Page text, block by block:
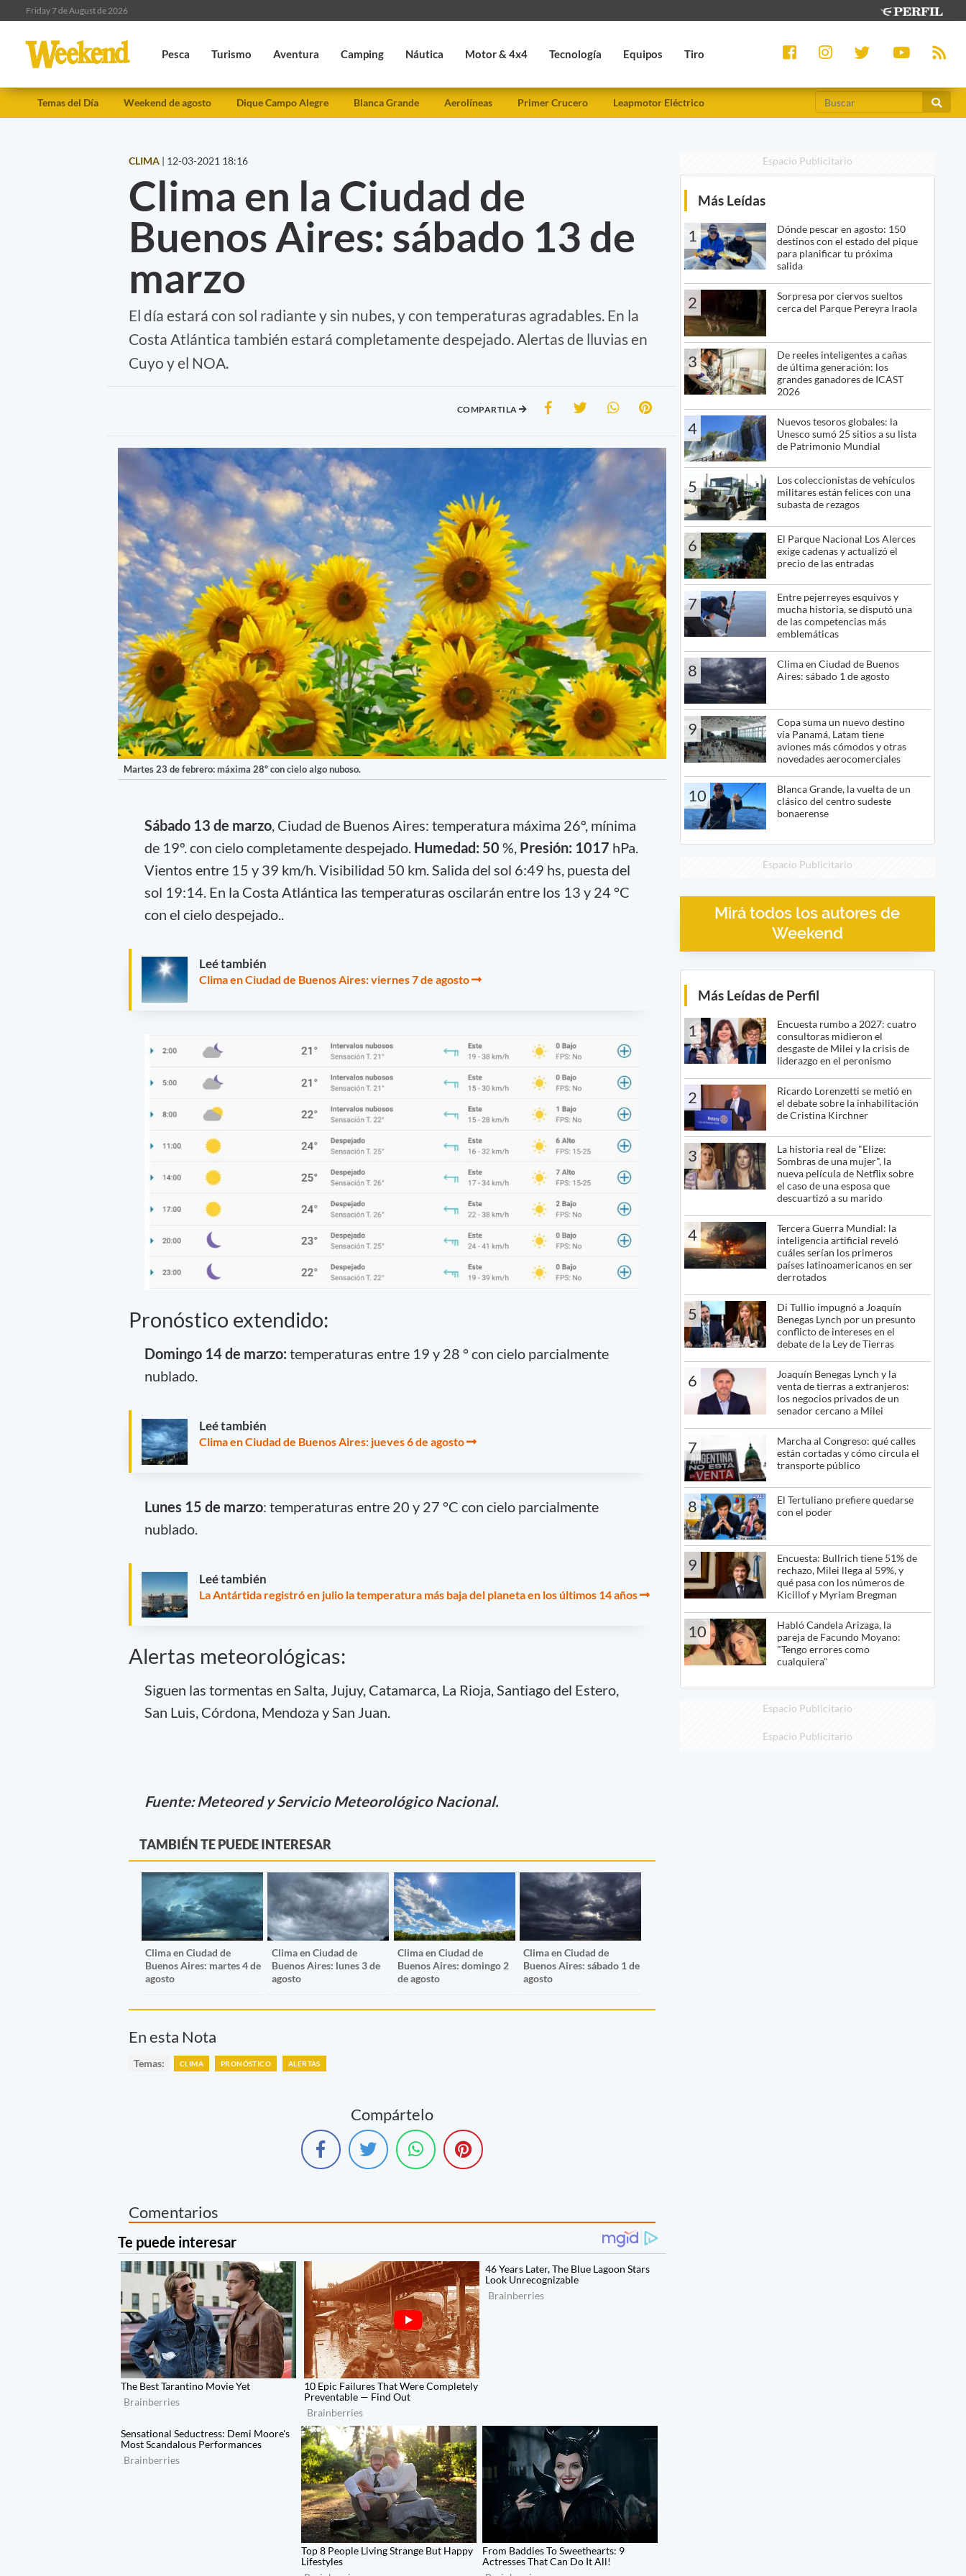
Friday 7 de August de 2026
Pesca Turismo Aventura Camping Náutica Motor & 4x4 Tecnología Equipos Tiro
Temas del Día Weekend de agosto Dique Campo Alegre Blanca Grande Aerolíneas Primer Crucero Leapmotor Eléctrico
CLIMA | 12-03-2021 18:16
Clima en la Ciudad de
Buenos Aires: sábado 13 de
marzo
El día estará con sol radiante y sin nubes, y con temperaturas agradables. En la
Costa Atlántica también estará completamente despejado. Alertas de lluvias en
Cuyo y el NOA.
COMPARTILA
Martes 23 de febrero: máxima 28º con cielo algo nuboso.
Sábado 13 de marzo, Ciudad de Buenos Aires: temperatura máxima 26º, mínima
de 19º. con cielo completamente despejado. Humedad: 50 %, Presión: 1017 hPa.
Vientos entre 15 y 39 km/h. Visibilidad 50 km. Salida del sol 6:49 hs, puesta del
sol 19:14. En la Costa Atlántica las temperaturas oscilarán entre los 13 y 24 °C
con el cielo despejado..
Leé también
Clima en Ciudad de Buenos Aires: viernes 7 de agosto
Pronóstico extendido:
Domingo 14 de marzo: temperaturas entre 19 y 28 ° con cielo parcialmente
nublado.
Leé también
Clima en Ciudad de Buenos Aires: jueves 6 de agosto
Lunes 15 de marzo: temperaturas entre 20 y 27 °C con cielo parcialmente
nublado.
Leé también
La Antártida registró en julio la temperatura más baja del planeta en los últimos 14 años
Alertas meteorológicas:
Siguen las tormentas en Salta, Jujuy, Catamarca, La Rioja, Santiago del Estero,
San Luis, Córdona, Mendoza y San Juan.
Fuente: Meteored y Servicio Meteorológico Nacional.
TAMBIÉN TE PUEDE INTERESAR
Clima en Ciudad de
Buenos Aires: martes 4 de
agosto
Clima en Ciudad de
Buenos Aires: lunes 3 de
agosto
Clima en Ciudad de
Buenos Aires: domingo 2
de agosto
Clima en Ciudad de
Buenos Aires: sábado 1 de
agosto
En esta Nota
Temas: CLIMA PRONÓSTICO ALERTAS
Compártelo
Comentarios
Espacio Publicitario
Más Leídas
1
Dónde pescar en agosto: 150
destinos con el estado del pique
para planificar tu próxima
salida
2
Sorpresa por ciervos sueltos
cerca del Parque Pereyra Iraola
3
De reeles inteligentes a cañas
de última generación: los
grandes ganadores de ICAST
2026
4
Nuevos tesoros globales: la
Unesco sumó 25 sitios a su lista
de Patrimonio Mundial
5
Los coleccionistas de vehículos
militares están felices con una
subasta de rezagos
6
El Parque Nacional Los Alerces
exige cadenas y actualizó el
precio de las entradas
7
Entre pejerreyes esquivos y
mucha historia, se disputó una
de las competencias más
emblemáticas
8
Clima en Ciudad de Buenos
Aires: sábado 1 de agosto
9
Copa suma un nuevo destino
vía Panamá, Latam tiene
aviones más cómodos y otras
novedades aerocomerciales
10
Blanca Grande, la vuelta de un
clásico del centro sudeste
bonaerense
Espacio Publicitario
Mirá todos los autores de
Weekend
Más Leídas de Perfil
1
Encuesta rumbo a 2027: cuatro
consultoras midieron el
desgaste de Milei y la crisis de
liderazgo en el peronismo
2
Ricardo Lorenzetti se metió en
el debate sobre la inhabilitación
de Cristina Kirchner
3
La historia real de "Elize:
Sombras de una mujer", la
nueva película de Netflix sobre
el caso de una esposa que
descuartizó a su marido
4
Tercera Guerra Mundial: la
inteligencia artificial reveló
cuáles serían los primeros
países latinoamericanos en ser
derrotados
5
Di Tullio impugnó a Joaquín
Benegas Lynch por un presunto
conflicto de intereses en el
debate de la Ley de Tierras
6
Joaquín Benegas Lynch y la
venta de tierras a extranjeros:
los negocios privados de un
senador cercano a Milei
7
Marcha al Congreso: qué calles
están cortadas y cómo circula el
transporte público
8
El Tertuliano prefiere quedarse
con el poder
9
Encuesta: Bullrich tiene 51% de
rechazo, Milei llega al 59%, y
qué pasa con los números de
Kicillof y Myriam Bregman
10
Habló Candela Arizaga, la
pareja de Facundo Moyano:
"Tengo errores como
cualquiera"
Espacio Publicitario
Espacio Publicitario